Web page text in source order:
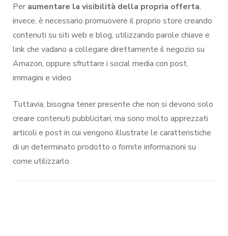
Per aumentare la visibilità della propria offerta,
invece, è necessario promuovere il proprio store creando
contenuti su siti web e blog, utilizzando parole chiave e
link che vadano a collegare direttamente il negozio su
Amazon, oppure sfruttare i social media con post,
immagini e video.
Tuttavia, bisogna tener presente che non si devono solo
creare contenuti pubblicitari, ma sono molto apprezzati
articoli e post in cui vengono illustrate le caratteristiche
di un determinato prodotto o fornite informazioni su
come utilizzarlo.